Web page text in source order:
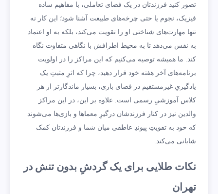
تصور کنید فرزندتان در یک فضای تعاملی، با مفاهیم ساده
فیزیک، نجوم یا حتی چرخه‌های طبیعت آشنا شود؛ این کار نه
تنها مهارت‌های شناختی او را تقویت می‌کند، بلکه به او اعتماد
به نفس می‌دهد تا به محیط اطرافش با نگاهی متفاوت نگاه
کند. ما همیشه توصیه می‌کنیم که این مراکز را در اولویت
برنامه‌های آخر هفته خود قرار دهید، چرا که اثرِ مثبتِ یک
یادگیریِ غیرمستقیم در فضای بازی، بسیار ماندگارتر از هر
کلاس آموزشیِ رسمی است. علاوه بر این، در این مراکز
والدین نیز در کنار فرزندشان درگیرِ معماها و بازی‌ها می‌شوند
که خود به تقویتِ پیوندِ عاطفی میان شما و فرزندتان کمک
شایانی می‌کند.
نکات طلایی برای یک گردشِ بدون تنش در
تهران